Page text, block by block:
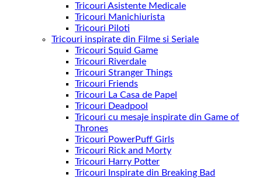
Tricouri Asistente Medicale
Tricouri Manichiurista
Tricouri Piloti
Tricouri inspirate din Filme si Seriale
Tricouri Squid Game
Tricouri Riverdale
Tricouri Stranger Things
Tricouri Friends
Tricouri La Casa de Papel
Tricouri Deadpool
Tricouri cu mesaje inspirate din Game of
Thrones
Tricouri PowerPuff Girls
Tricouri Rick and Morty
Tricouri Harry Potter
Tricouri Inspirate din Breaking Bad